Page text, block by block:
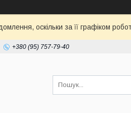
оскільки за її графіком
+380 (95) 757-79-40